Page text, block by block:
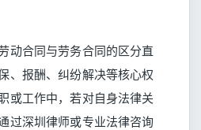
动合同与劳务合同的区分直
、报酬、纠纷解决等核心权
或工作中，若对自身法律关
过深圳律师或专业法律咨询